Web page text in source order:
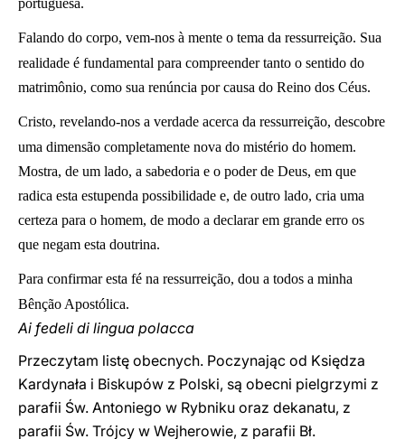
portuguesa.
Falando do corpo, vem-nos à mente o tema da ressurreição. Sua
realidade é fundamental para compreender tanto o sentido do
matrimônio, como sua renúncia por causa do Reino dos Céus.
Cristo, revelando-nos a verdade acerca da ressurreição, descobre
uma dimensão completamente nova do mistério do homem.
Mostra, de um lado, a sabedoria e o poder de Deus, em que
radica esta estupenda possibilidade e, de outro lado, cria uma
certeza para o homem, de modo a declarar em grande erro os
que negam esta doutrina.
Para confirmar esta fé na ressurreição, dou a todos a minha
Bênção Apostólica.
Ai fedeli di lingua polacca
Przeczytam listę obecnych. Poczynając od Księdza
Kardynała i Biskupów z Polski, są obecni pielgrzymi z
parafii Św. Antoniego w Rybniku oraz dekanatu, z
parafii Św. Trójcy w Wejherowie, z parafii Bł.